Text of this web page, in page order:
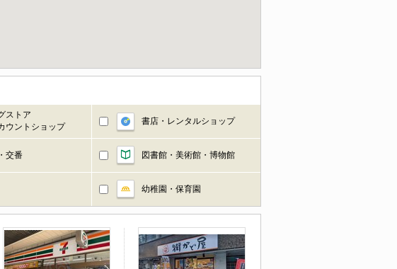
ストア
ウントショップ
書店・レンタルショップ
交番 図書館・美術館・博物館
幼稚園・保育園